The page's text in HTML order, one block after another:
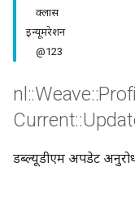
क्लास
इन्यूमरेशन
@123
nl ::Weave::
Current::
डब्ल्यूडीएम अपडेट अनुरोध